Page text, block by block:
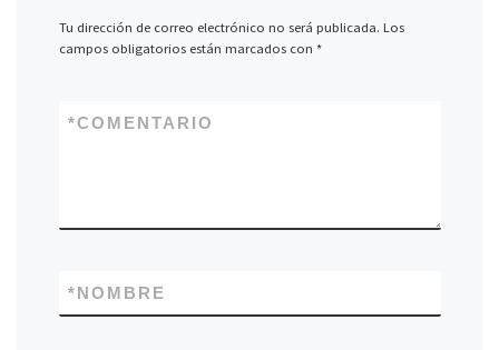
Tu dirección de correo electrónico no será publicada. Los
campos obligatorios están marcados con *
COMENTARIO
*
NOMBRE
*